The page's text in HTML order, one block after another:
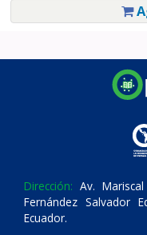
Dirección: Av.
Fernández Salvador
Ecuador.